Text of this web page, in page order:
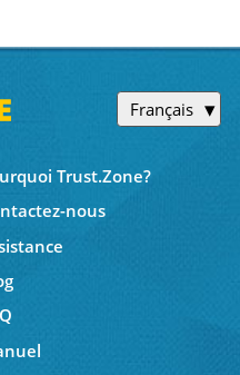
Français
Trust.Zone?
nous